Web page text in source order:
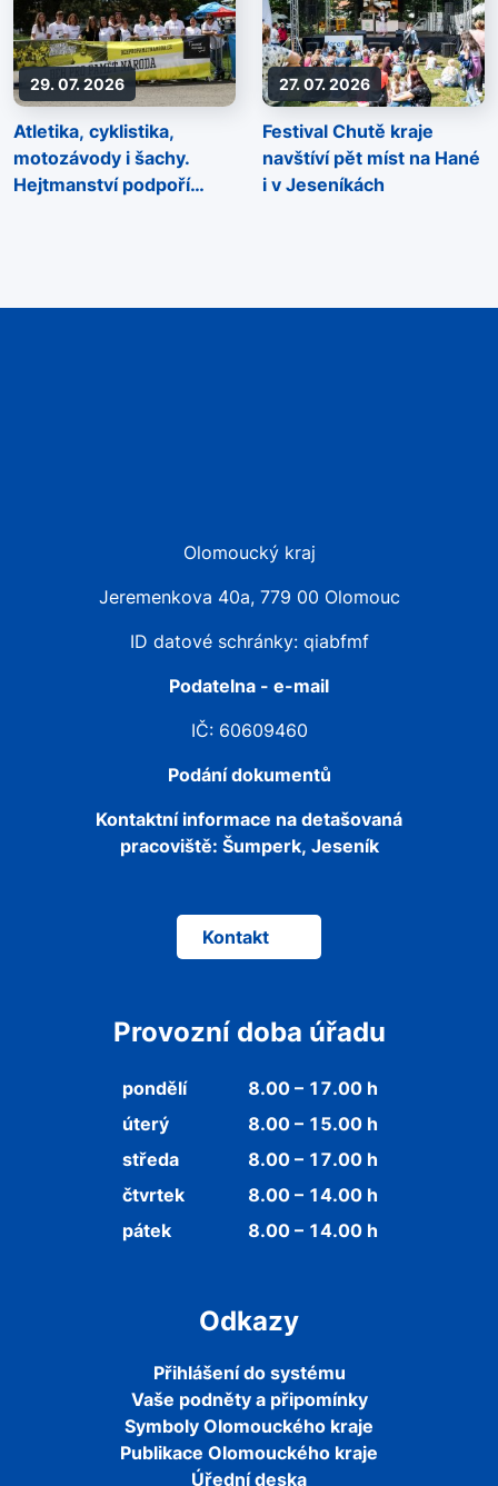
29. 07. 2026
Atletika, cyklistika,
motozávody i šachy.
Hejtmanství podpoří
27. 07. 2026
Festival Chutě kraje
navštíví pět míst na Hané
i v Jeseníkách
Olomoucký kraj
Jeremenkova 40a, 779 00 Olomouc
ID datové schránky: qiabfmf
Podatelna - e-mail
IČ: 60609460
Podání dokumentů
Kontaktní informace na detašovaná
pracoviště: Šumperk, Jeseník
Kontakt
Provozní doba úřadu
pondělí
8.00 – 17.00 h
úterý
8.00 – 15.00 h
středa
8.00 – 17.00 h
čtvrtek
8.00 – 14.00 h
pátek
8.00 – 14.00 h
Odkazy
Přihlášení do systému
Vaše podněty a připomínky
Symboly Olomouckého kraje
Publikace Olomouckého kraje
Úřední deska